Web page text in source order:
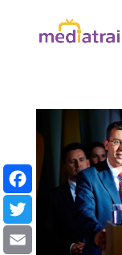
Facebook
Twitter